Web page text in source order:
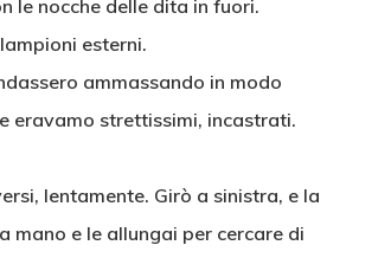
le nocche delle dita in fuori.
esterni.
ammassando in modo
eravamo strettissimi, incastrati.
lentamente. Girò a sinistra, e la
mano e le allungai per cercare di